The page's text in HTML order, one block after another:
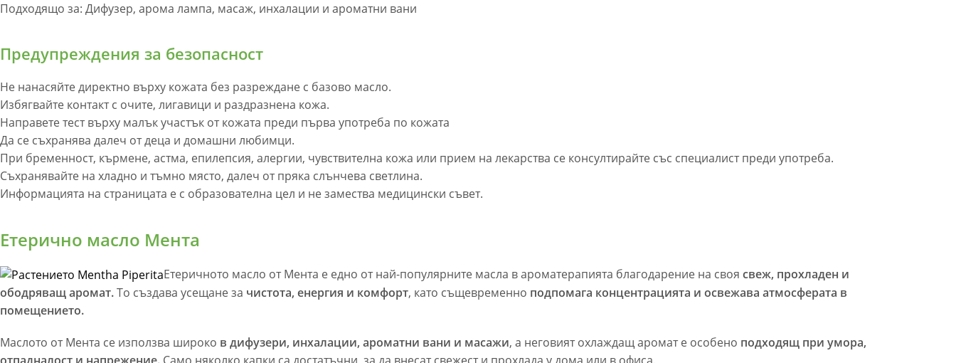
Подходящо за: Дифузер, арома лампа, масаж, инхалации и ароматни вани
Предупреждения за безопасност
Не нанасяйте директно върху кожата без разреждане с базово масло.
Избягвайте контакт с очите, лигавици и раздразнена кожа.
Направете тест върху малък участък от кожата преди първа употреба по кожата
Да се съхранява далеч от деца и домашни любимци.
При бременност, кърмене, астма, епилепсия, алергии, чувствителна кожа или прием на лекарства се консултирайте със специалист преди употреба.
Съхранявайте на хладно и тъмно място, далеч от пряка слънчева светлина.
Информацията на страницата е с образователна цел и не замества медицински съвет.
Етерично масло Мента
Етеричното масло от Мента е едно от най-популярните масла в ароматерапията благодарение на своя свеж, прохладен и
ободряващ аромат.То създава усещане за чистота, енергия и комфорт, като същевременно подпомага концентрацията и освежава атмосферата в
помещението.
Маслото от Мента се използва широко в дифузери, инхалации, ароматни вани и масажи, а неговият охлаждащ аромат е особено подходящ при умора,